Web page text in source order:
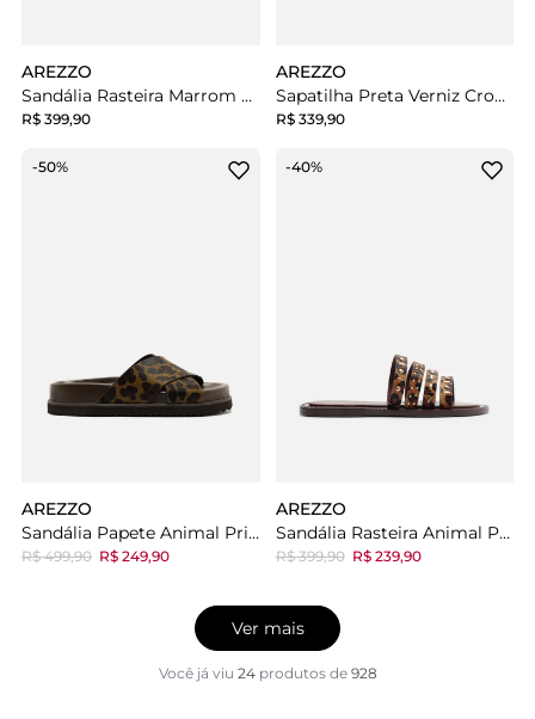
AREZZO
Sandália Rasteira Marrom Couro Tiras Largas Fivela
R$ 399,90
AREZZO
Sapatilha Preta Verniz Croco
R$ 339,90
-50%
AREZZO
Sandália Papete Animal Print Flatform Tiras Cruzadas
R$ 499,90 R$ 249,90
-40%
AREZZO
Sandália Rasteira Animal Print Couro Metais
R$ 399,90 R$ 239,90
Ver mais
Você já viu 24 produtosde 928